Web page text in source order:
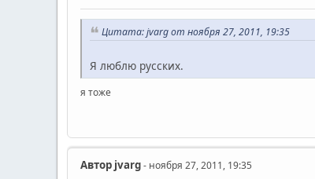
Цитата: jvarg от ноября 27, 2011, 19:35
Я люблю русских.
я тоже
Автор jvarg- ноября 27, 2011, 19:35